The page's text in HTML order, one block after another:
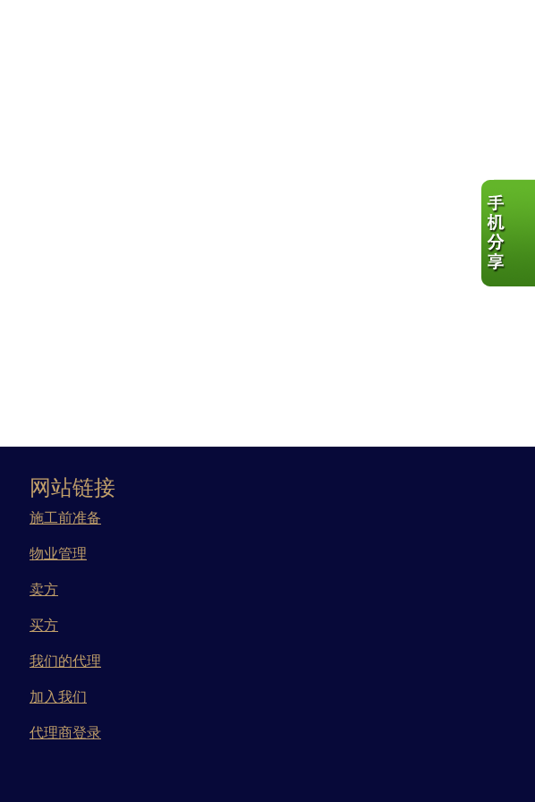
网站链接
施工前准备
物业管理
卖方
买方
我们的代理
加入我们
代理商登录